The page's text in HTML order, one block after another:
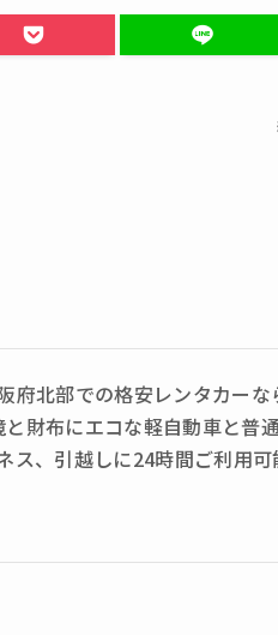
府北部での格安レンタカーな
財布にエコな軽自動車と普
ス、引越しに24時間ご利用可